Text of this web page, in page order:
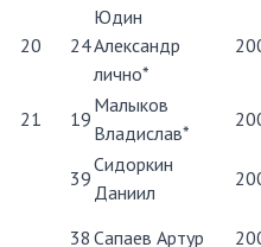
20 24
Юдин
Александр
лично*
21 19
Малыков
Владислав*
39
Сидоркин
Даниил
38 Сапаев Артур